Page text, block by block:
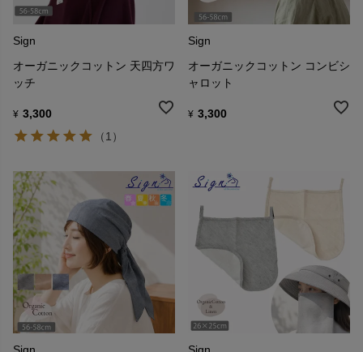
Sign
オーガニックコットン 天四方ワ
ッチ
¥ 3,300
（1）
Sign
オーガニックコットン コンビシ
ャロット
¥ 3,300
Sign
Sign